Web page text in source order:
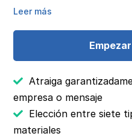
Leer más
Atraiga
empresa o mensaje
Elección entre siete
materiales